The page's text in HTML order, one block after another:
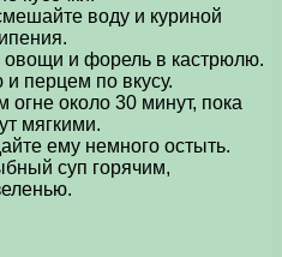
воду и куриной
и форель в кастрюлю.
перцем по вкусу.
огне около 30 минут, пока
мягкими.
ему немного остыть.
суп горячим,